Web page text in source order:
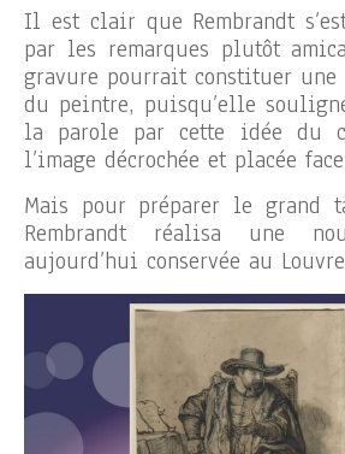
Il est clair que Rembrandt
par les remarques plutôt
gravure pourrait constituer une
du peintre, puisqu’elle
la parole par cette idée du
l’image décrochée et placée
Mais pour préparer le grand
Rembrandt réalisa une
aujourd’hui conservée au